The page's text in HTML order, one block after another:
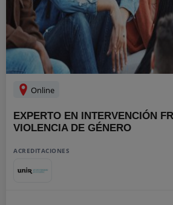
Online
EXPERTO EN INTERVENCIÓN
VIOLENCIA DE GÉNERO
ACREDITACIONES